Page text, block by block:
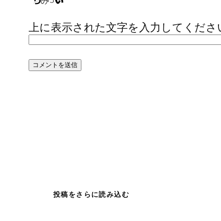
上に表示された文字を入力してくださ
投稿をさらに読み込む